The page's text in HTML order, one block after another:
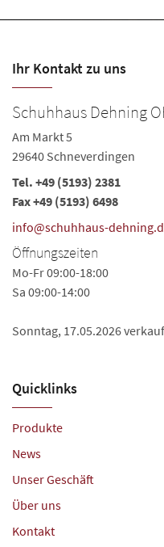
Ihr Kontakt zu uns
Schuhhaus Dehning
Am Markt 5
29640 Schneverdingen
Tel. +49 (5193) 2381
Fax +49 (5193) 6498
info@schuhhaus-
Öffnungszeiten
Mo-Fr 09:00-18:00
Sa 09:00-14:00
Sonntag, 17.05.2026
Quicklinks
Produkte
News
Unser Geschäft
Über uns
Kontakt